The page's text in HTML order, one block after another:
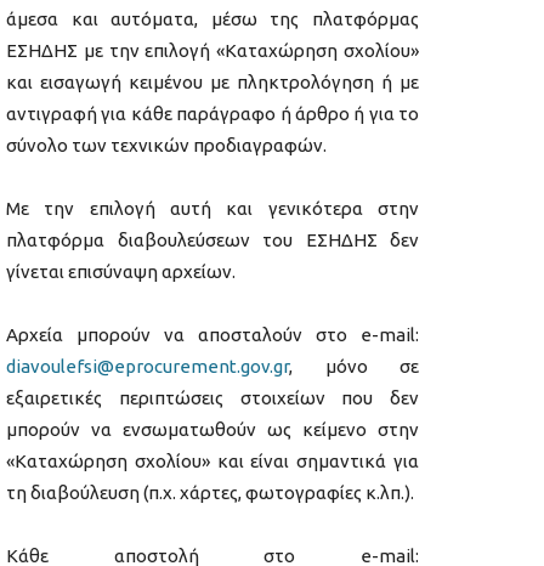
άμεσα και αυτόματα, μέσω της πλατφόρμας
ΕΣΗΔΗΣ με την επιλογή «Καταχώρηση σχολίου»
και εισαγωγή κειμένου με πληκτρολόγηση ή με
αντιγραφή για κάθε παράγραφο ή άρθρο ή για το
σύνολο των τεχνικών προδιαγραφών.
Με την επιλογή αυτή και γενικότερα στην
πλατφόρμα διαβουλεύσεων του ΕΣΗΔΗΣ δεν
γίνεται επισύναψη αρχείων.
Αρχεία μπορούν να αποσταλούν στο e-mail:
diavoulefsi@eprocurement.gov.gr, μόνο σε
εξαιρετικές περιπτώσεις στοιχείων που δεν
μπορούν να ενσωματωθούν ως κείμενο στην
«Καταχώρηση σχολίου» και είναι σημαντικά για
τη διαβούλευση (π.χ. χάρτες, φωτογραφίες κ.λπ.).
Κάθε αποστολή στο e-mail: